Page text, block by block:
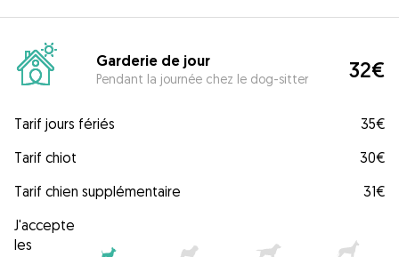
Garderie de jour
Pendant la journée chez le dog-sitter 32€
Tarif jours fériés
35€
Tarif chiot
30€
Tarif chien supplémentaire
31€
J'accepte
les